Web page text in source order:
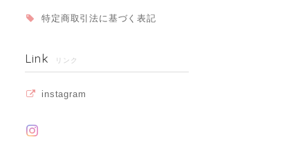
特定商取引法に基づく表記
Link リンク
instagram